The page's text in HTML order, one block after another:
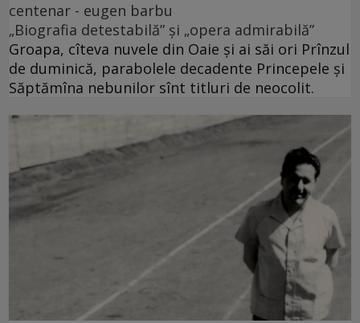
centenar - eugen barbu
„Biografia detestabilă” și „opera admirabilă”
Groapa, cîteva nuvele din Oaie și ai săi ori Prînzul
de duminică, parabolele decadente Princepele și
Săptămîna nebunilor sînt titluri de neocolit.